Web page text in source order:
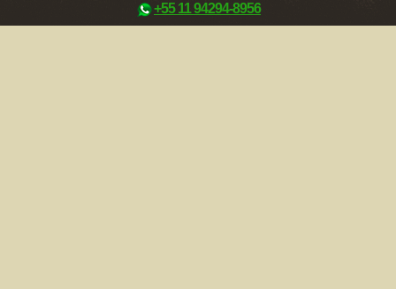
+55 11 94294-8956